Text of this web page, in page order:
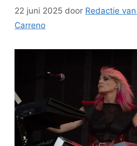
22 juni 2025 door Redactie
Carreno